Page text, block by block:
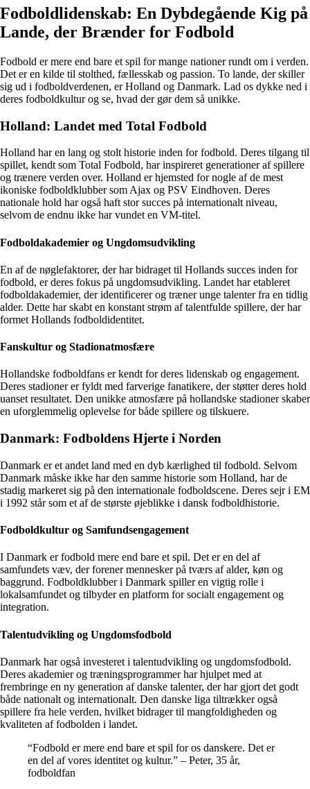
Fodboldlidenskab: En Dybdegående Kig på
Lande, der Brænder for Fodbold
Fodbold er mere end bare et spil for mange nationer rundt om i verden.
Det er en kilde til stolthed, fællesskab og passion. To lande, der skiller
sig ud i fodboldverdenen, er Holland og Danmark. Lad os dykke ned i
deres fodboldkultur og se, hvad der gør dem så unikke.
Holland: Landet med Total Fodbold
Holland har en lang og stolt historie inden for fodbold. Deres tilgang til
spillet, kendt som Total Fodbold, har inspireret generationer af spillere
og trænere verden over. Holland er hjemsted for nogle af de mest
ikoniske fodboldklubber som Ajax og PSV Eindhoven. Deres
nationale hold har også haft stor succes på internationalt niveau,
selvom de endnu ikke har vundet en VM-titel.
Fodboldakademier og Ungdomsudvikling
En af de nøglefaktorer, der har bidraget til Hollands succes inden for
fodbold, er deres fokus på ungdomsudvikling. Landet har etableret
fodboldakademier, der identificerer og træner unge talenter fra en tidlig
alder. Dette har skabt en konstant strøm af talentfulde spillere, der har
formet Hollands fodboldidentitet.
Fanskultur og Stadionatmosfære
Hollandske fodboldfans er kendt for deres lidenskab og engagement.
Deres stadioner er fyldt med farverige fanatikere, der støtter deres hold
uanset resultatet. Den unikke atmosfære på hollandske stadioner skaber
en uforglemmelig oplevelse for både spillere og tilskuere.
Danmark: Fodboldens Hjerte i Norden
Danmark er et andet land med en dyb kærlighed til fodbold. Selvom
Danmark måske ikke har den samme historie som Holland, har de
stadig markeret sig på den internationale fodboldscene. Deres sejr i EM
i 1992 står som et af de største øjeblikke i dansk fodboldhistorie.
Fodboldkultur og Samfundsengagement
I Danmark er fodbold mere end bare et spil. Det er en del af
samfundets væv, der forener mennesker på tværs af alder, køn og
baggrund. Fodboldklubber i Danmark spiller en vigtig rolle i
lokalsamfundet og tilbyder en platform for socialt engagement og
integration.
Talentudvikling og Ungdomsfodbold
Danmark har også investeret i talentudvikling og ungdomsfodbold.
Deres akademier og træningsprogrammer har hjulpet med at
frembringe en ny generation af danske talenter, der har gjort det godt
både nationalt og internationalt. Den danske liga tiltrækker også
spillere fra hele verden, hvilket bidrager til mangfoldigheden og
kvaliteten af fodbolden i landet.
“Fodbold er mere end bare et spil for os danskere. Det er
en del af vores identitet og kultur.” – Peter, 35 år,
fodboldfan